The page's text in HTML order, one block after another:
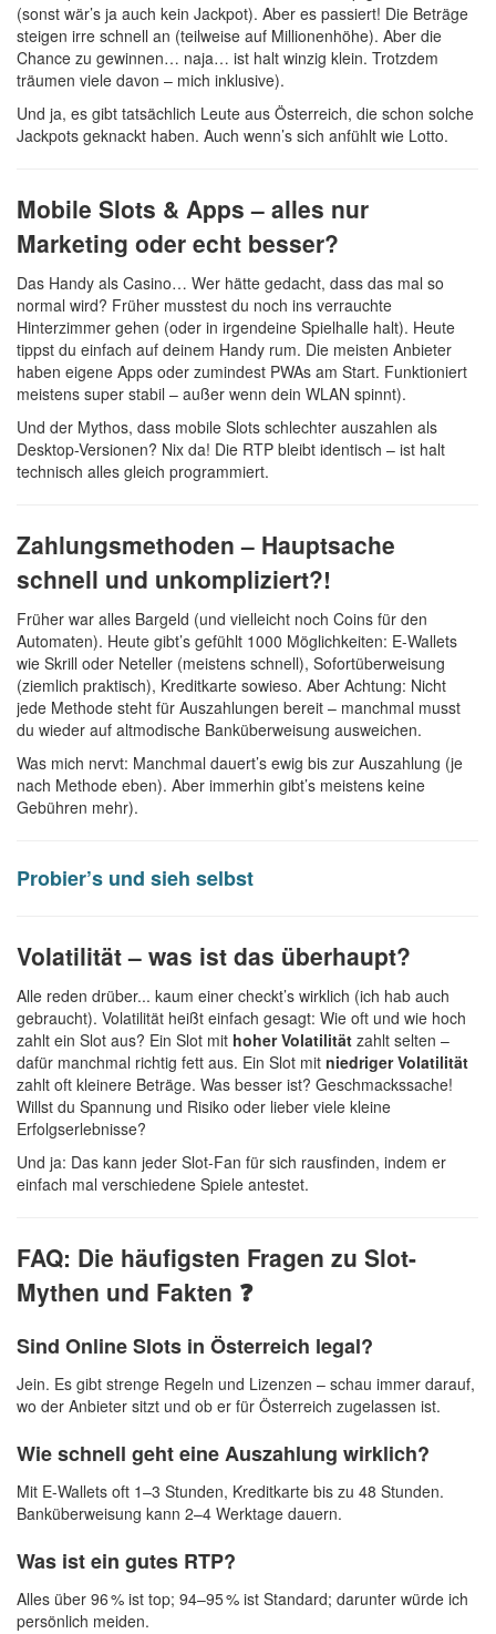
(sonst wär’s ja auch kein Jackpot). Aber es passiert! Die Beträge
steigen irre schnell an (teilweise auf Millionenhöhe). Aber die
Chance zu gewinnen… naja… ist halt winzig klein. Trotzdem
träumen viele davon – mich inklusive).
Und ja, es gibt tatsächlich Leute aus Österreich, die schon solche
Jackpots geknackt haben. Auch wenn’s sich anfühlt wie Lotto.
Mobile Slots & Apps – alles nur
Marketing oder echt besser?
Das Handy als Casino… Wer hätte gedacht, dass das mal so
normal wird? Früher musstest du noch ins verrauchte
Hinterzimmer gehen (oder in irgendeine Spielhalle halt). Heute
tippst du einfach auf deinem Handy rum. Die meisten Anbieter
haben eigene Apps oder zumindest PWAs am Start. Funktioniert
meistens super stabil – außer wenn dein WLAN spinnt).
Und der Mythos, dass mobile Slots schlechter auszahlen als
Desktop-Versionen? Nix da! Die RTP bleibt identisch – ist halt
technisch alles gleich programmiert.
Zahlungsmethoden – Hauptsache
schnell und unkompliziert?!
Früher war alles Bargeld (und vielleicht noch Coins für den
Automaten). Heute gibt’s gefühlt 1000 Möglichkeiten: E-Wallets
wie Skrill oder Neteller (meistens schnell), Sofortüberweisung
(ziemlich praktisch), Kreditkarte sowieso. Aber Achtung: Nicht
jede Methode steht für Auszahlungen bereit – manchmal musst
du wieder auf altmodische Banküberweisung ausweichen.
Was mich nervt: Manchmal dauert’s ewig bis zur Auszahlung (je
nach Methode eben). Aber immerhin gibt’s meistens keine
Gebühren mehr).
Probier’s und sieh selbst
Volatilität – was ist das überhaupt?
Alle reden drüber... kaum einer checkt’s wirklich (ich hab auch
gebraucht). Volatilität heißt einfach gesagt: Wie oft und wie hoch
zahlt ein Slot aus? Ein Slot mit hoher Volatilität zahlt selten –
dafür manchmal richtig fett aus. Ein Slot mit niedriger Volatilität
zahlt oft kleinere Beträge. Was besser ist? Geschmackssache!
Willst du Spannung und Risiko oder lieber viele kleine
Erfolgserlebnisse?
Und ja: Das kann jeder Slot-Fan für sich rausfinden, indem er
einfach mal verschiedene Spiele antestet.
FAQ: Die häufigsten Fragen zu Slot-
Mythen und Fakten ❓
Sind Online Slots in Österreich legal?
Jein. Es gibt strenge Regeln und Lizenzen – schau immer darauf,
wo der Anbieter sitzt und ob er für Österreich zugelassen ist.
Wie schnell geht eine Auszahlung wirklich?
Mit E-Wallets oft 1–3 Stunden, Kreditkarte bis zu 48 Stunden.
Banküberweisung kann 2–4 Werktage dauern.
Was ist ein gutes RTP?
Alles über 96 % ist top; 94–95 % ist Standard; darunter würde ich
persönlich meiden.